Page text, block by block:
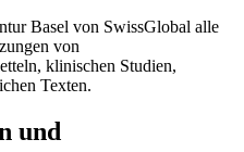
Basel von SwissGlobal alle
von
klinischen Studien,
Texten.
und